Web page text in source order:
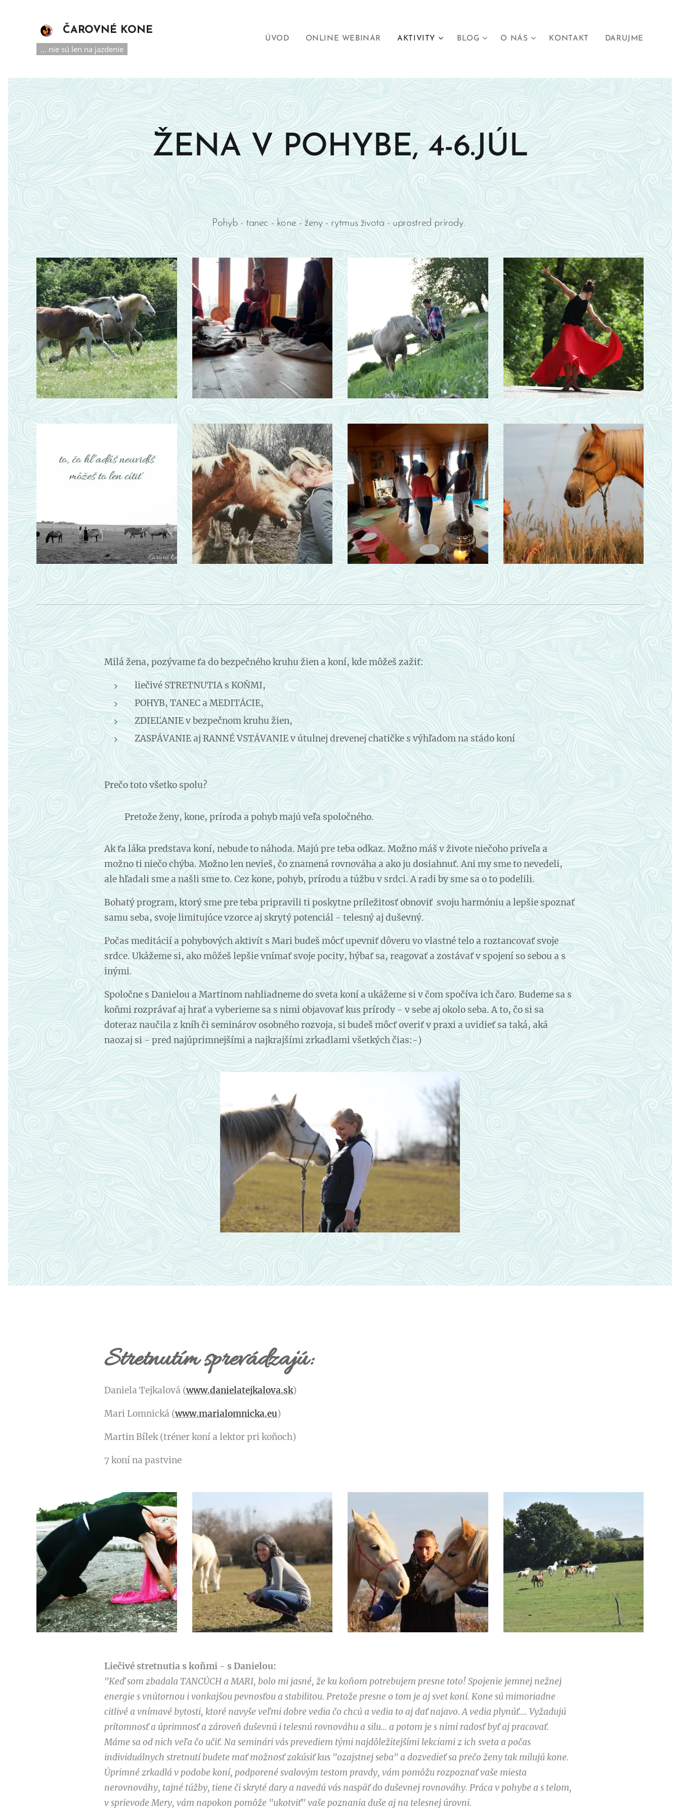
ČAROVNÉ KONE
... nie sú len na jazdenie
ÚVOD ONLINE WEBINÁR AKTIVITY BLOG O NÁS KONTAKT DARUJME
ŽENA V POHYBE, 4-6.JÚL
Pohyb - tanec - kone - ženy - rytmus života - uprostred prírody.
Milá žena, pozývame ťa do bezpečného kruhu žien a koní, kde môžeš zažiť:
liečivé STRETNUTIA s KOŇMI,
POHYB, TANEC a MEDITÁCIE,
ZDIEĽANIE v bezpečnom kruhu žien,
ZASPÁVANIE aj RANNÉ VSTÁVANIE v útulnej drevenej chatičke s výhľadom na stádo koní
Prečo toto všetko spolu?
Pretože ženy, kone, príroda a pohyb majú veľa spoločného.
Ak ťa láka predstava koní, nebude to náhoda. Majú pre teba odkaz. Možno máš v živote niečoho priveľa a
možno ti niečo chýba. Možno len nevieš, čo znamená rovnováha a ako ju dosiahnuť. Ani my sme to nevedeli,
ale hľadali sme a našli sme to. Cez kone, pohyb, prírodu a túžbu v srdci. A radi by sme sa o to podelili.
Bohatý program, ktorý sme pre teba pripravili ti poskytne príležitosť obnoviť svoju harmóniu a lepšie spoznať
samu seba, svoje limitujúce vzorce aj skrytý potenciál - telesný aj duševný.
Počas meditácií a pohybových aktivít s Mari budeš môcť upevniť dôveru vo vlastné telo a roztancovať svoje
srdce. Ukážeme si, ako môžeš lepšie vnímať svoje pocity, hýbať sa, reagovať a zostávať v spojení so sebou a s
inými.
Spoločne s Danielou a Martinom nahliadneme do sveta koní a ukážeme si v čom spočíva ich čaro. Budeme sa s
koňmi rozprávať aj hrať a vyberieme sa s nimi objavovať kus prírody - v sebe aj okolo seba. A to, čo si sa
doteraz naučila z kníh či seminárov osobného rozvoja, si budeš môcť overiť v praxi a uvidieť sa taká, aká
naozaj si - pred najúprimnejšími a najkrajšími zrkadlami všetkých čias:-)
Stretnutím sprevádzajú:
Daniela Tejkalová (www.danielatejkalova.sk)
Mari Lomnická (www.marialomnicka.eu)
Martin Bílek (tréner koní a lektor pri koňoch)
7 koní na pastvine
Liečivé stretnutia s koňmi - s Danielou:
"Keď som zbadala TANCÚCH a MARI, bolo mi jasné, že ku koňom potrebujem presne toto! Spojenie jemnej nežnej
energie s vnútornou i vonkajšou pevnosťou a stabilitou. Pretože presne o tom je aj svet koní. Kone sú mimoriadne
citlivé a vnímavé bytosti, ktoré navyše veľmi dobre vedia čo chcú a vedia to aj dať najavo. A vedia plynúť.... Vyžadujú
prítomnosť a úprimnosť a zároveň duševnú i telesnú rovnováhu a silu... a potom je s nimi radosť byť aj pracovať.
Máme sa od nich veľa čo učiť. Na seminári vás prevediem tými najdôležitejšími lekciami z ich sveta a počas
individuálnych stretnutí budete mať možnosť zakúsiť kus "ozajstnej seba" a dozvedieť sa prečo ženy tak milujú kone.
Úprimné zrkadlá v podobe koní, podporené svalovým testom pravdy, vám pomôžu rozpoznať vaše miesta
nerovnováhy, tajné túžby, tiene či skryté dary a navedú vás naspäť do duševnej rovnováhy. Práca v pohybe a s telom,
v sprievode Mery, vám napokon pomôže "ukotviť" vaše poznania duše aj na telesnej úrovni.